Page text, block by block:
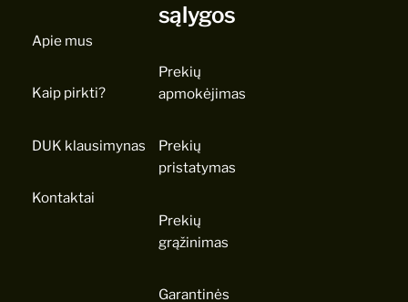
Apie mus
Kaip pirkti?
DUK klausimynas
Kontaktai
sąlygos
Prekių
apmokėjimas
Prekių
pristatymas
Prekių
grąžinimas
Garantinės